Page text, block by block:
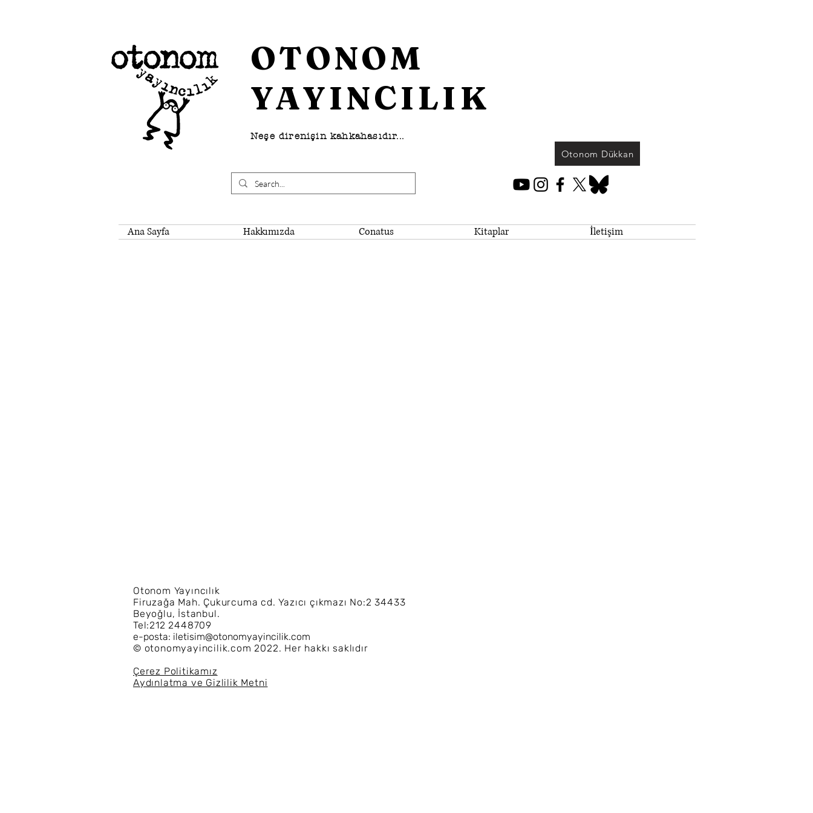
OTONOM
YAYINCILIK
Neşe direnişin kahkahasıdır...
Otonom Dükkan
Ana Sayfa Hakkımızda Conatus Kitaplar İletişim
Otonom Yayıncılık
Firuzağa Mah. Çukurcuma cd. Yazıcı çıkmazı No:2 34433
Beyoğlu, İstanbul.
Tel:212 2448709
e-posta: iletisim@otonomyayincilik.com
© otonomyayincilik.com 2022. Her hakkı saklıdır
Çerez Politikamız
Aydınlatma ve Gizlilik Metni